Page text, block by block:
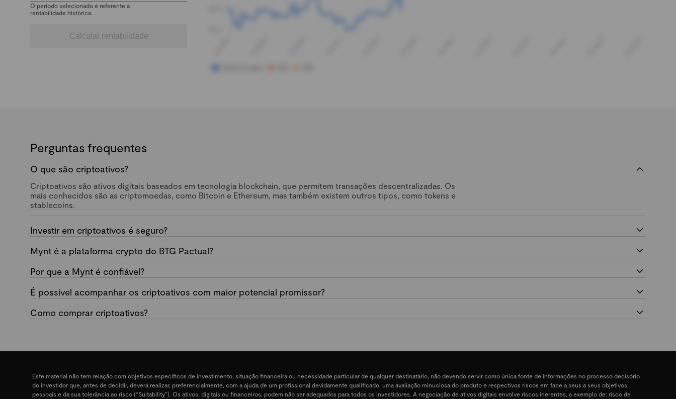
O período selecionado é referente à
rentabilidade histórica.
Calcular rentabilidade
Perguntas frequentes
O que são criptoativos?
Criptoativos são ativos digitais baseados em tecnologia blockchain, que permitem transações descentralizadas. Os
mais conhecidos são as criptomoedas, como Bitcoin e Ethereum, mas também existem outros tipos, como tokens e
stablecoins.
Investir em criptoativos é seguro?
Mynt é a plataforma crypto do BTG Pactual?
Por que a Mynt é confiável?
É possível acompanhar os criptoativos com maior potencial promissor?
Como comprar criptoativos?
Este material não tem relação com objetivos específicos de investimento, situação financeira ou necessidade particular de qualquer destinatário, não devendo servir como única fonte de informações no processo decisório
do investidor que, antes de decidir, deverá realizar, preferencialmente, com a ajuda de um profissional devidamente qualificado, uma avaliação minuciosa do produto e respectivos riscos em face a seus a seus objetivos
pessoais e da sua tolerância ao risco (“Suitability”). Os ativos, digitais ou financeiros, podem não ser adequados para todos os investidores. A negociação de ativos digitais envolve riscos inerentes, a exemplo de: risco de